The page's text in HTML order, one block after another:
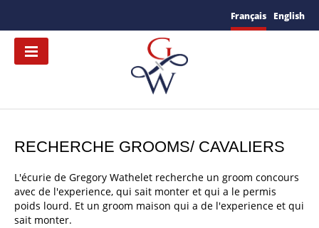
Français English
RECHERCHE GROOMS/ CAVALIERS
L'écurie de Gregory Wathelet recherche un groom concours
avec de l'experience, qui sait monter et qui a le permis
poids lourd. Et un groom maison qui a de l'experience et qui
sait monter.